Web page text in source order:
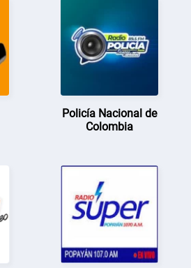
Policía Nacional de
Colombia